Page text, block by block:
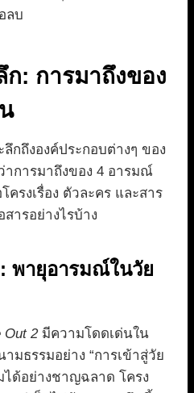
ลบ
: การมาถึงของ
กถึงองค์ประกอบต่างๆ ของ
าการมาถึงของ 4 อารมณ์
ครงเรื่อง ตัวละคร และสาร
ารอย่างไรบ้าง
พายุอารมณ์ในวัย
Out 2มีความโดดเด่นใน
มธรรมอย่าง “การเข้าสู่วัย
ได้อย่างชาญฉลาด โครง